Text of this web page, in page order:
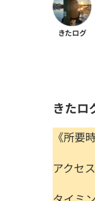
きた
《所要
アク